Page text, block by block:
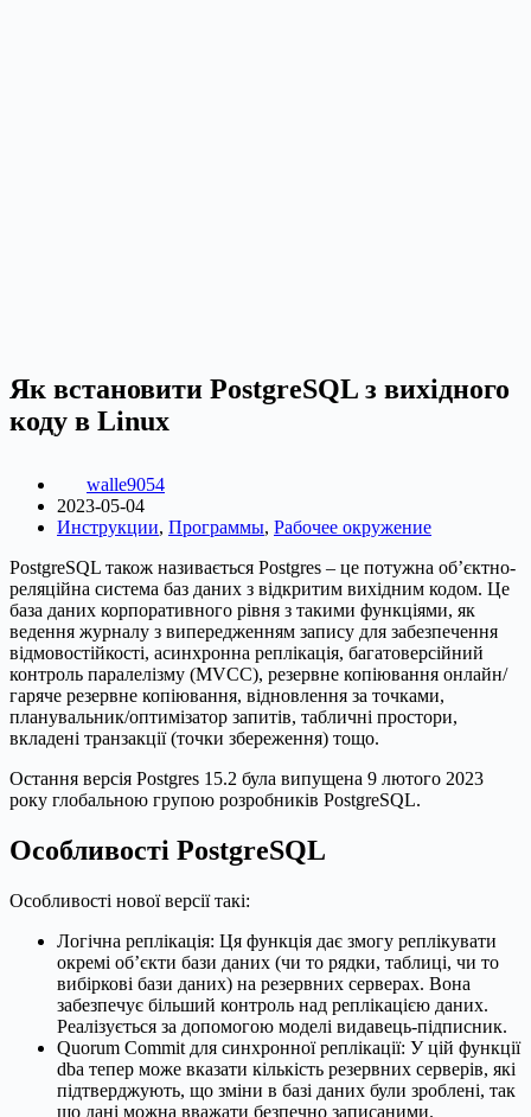
Як встановити PostgreSQL з вихідного
коду в Linux
walle9054
2023-05-04
Инструкции, Программы, Рабочее окружение
PostgreSQL також називається Postgres – це потужна об’єктно-
реляційна система баз даних з відкритим вихідним кодом. Це
база даних корпоративного рівня з такими функціями, як
ведення журналу з випередженням запису для забезпечення
відмовостійкості, асинхронна реплікація, багатоверсійний
контроль паралелізму (MVCC), резервне копіювання онлайн/
гаряче резервне копіювання, відновлення за точками,
планувальник/оптимізатор запитів, табличні простори,
вкладені транзакції (точки збереження) тощо.
Остання версія Postgres 15.2 була випущена 9 лютого 2023
року глобальною групою розробників PostgreSQL.
Особливості PostgreSQL
Особливості нової версії такі:
Логічна реплікація: Ця функція дає змогу реплікувати
окремі об’єкти бази даних (чи то рядки, таблиці, чи то
вибіркові бази даних) на резервних серверах. Вона
забезпечує більший контроль над реплікацією даних.
Реалізується за допомогою моделі видавець-підписник.
Quorum Commit для синхронної реплікації: У цій функції
dba тепер може вказати кількість резервних серверів, які
підтверджують, що зміни в базі даних були зроблені, так
що дані можна вважати безпечно записаними.